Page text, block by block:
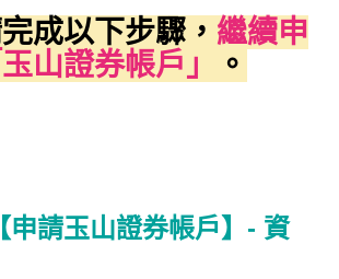
成以下步驟， 繼續申
山證券帳戶」
。
【申請玉山證券帳戶】 - 資